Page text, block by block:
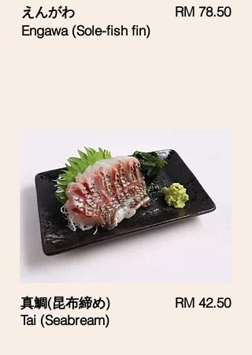
えんがわ
RM 78.50
Engawa (Sole-fish fin)
真鯛(昆布締め)
RM 42.50
Tai (Seabream)